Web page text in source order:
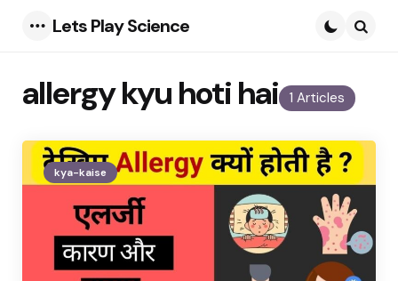
Lets Play Science
1 Articles
allergy kyu hoti hai
kya-kaise